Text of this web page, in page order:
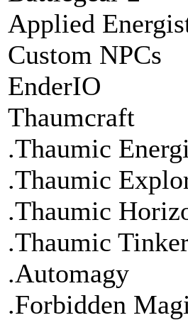
Applied
Custom NPCs
EnderIO
Thaumcraft
.Thaumic
.Thaumic
.Thaumic
.Thaumic
.Automagy
.Forbidden